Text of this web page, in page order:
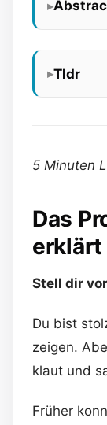
Tldr
5 Minuten
Das
erklärt
Stell dir
Du bist
zeigen.
klaut und
Früher